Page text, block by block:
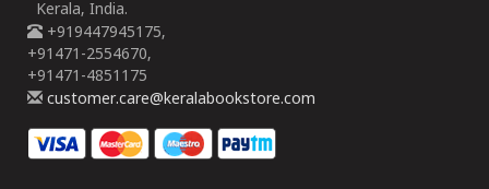
Kerala, India.
+919447945175,
+91471-2554670,
+91471-4851175
customer.care@keralabookstore.com